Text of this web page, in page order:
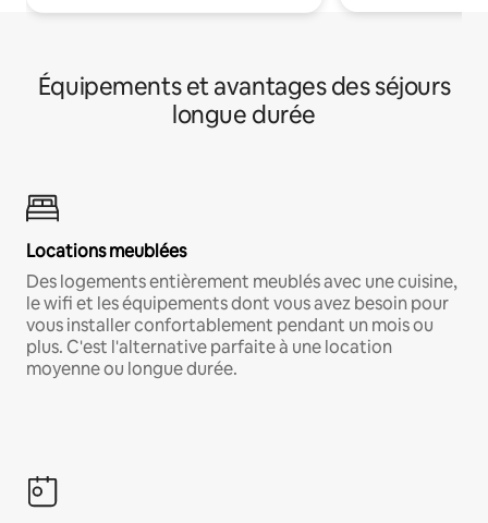
Équipements et avantages des séjours
longue durée
Locations meublées
Des logements entièrement meublés avec une cuisine,
le wifi et les équipements dont vous avez besoin pour
vous installer confortablement pendant un mois ou
plus. C'est l'alternative parfaite à une location
moyenne ou longue durée.